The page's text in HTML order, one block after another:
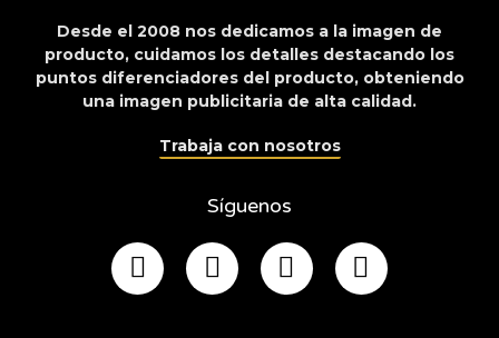
Desde el 2008 nos dedicamos a la imagen de
producto, cuidamos los detalles destacando los
puntos diferenciadores del producto, obteniendo
una imagen publicitaria de alta calidad.
Trabaja con nosotros
Síguenos